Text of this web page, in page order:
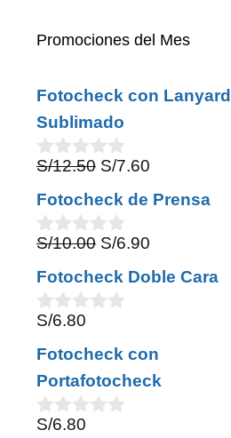
Promociones del Mes
Fotocheck con Lanyard
Sublimado
0
u
t
o
f
5
S/12.50 Original
price
was:
S/12.50.
S/7.60
price
Fotocheck de Prensa
0
u
t
o
f
5
S/10.00 Original
price
was:
S/6.90
price
Fotocheck Doble Cara
0
u
t
o
f
5
S/6.80
Fotocheck con
Portafotocheck
0
S/6.80